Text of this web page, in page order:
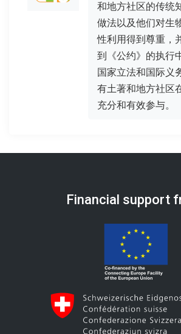
和地方社区的传统
做法以及他们对生
性利用得到尊重，
到《公约》的执行
国家立法和国际义
有土著和地方社区
充分和有效参与。
Financial support